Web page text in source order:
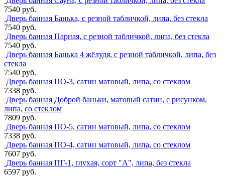
7540 руб.
Дверь банная Банька, с резной табличкой, липа, без стекла
7540 руб.
Дверь банная Парная, с резной табличкой, липа, без стекла
7540 руб.
Дверь банная Банька 4 жёлудя, с резной табличкой, липа, без
стекла
7540 руб.
Дверь банная ПО-3, сатин матовый, липа, со стеклом
7338 руб.
Дверь банная Доброй баньки, матовый сатин, с рисунком,
липа, со стеклом
7809 руб.
Дверь банная ПО-5, сатин матовый, липа, со стеклом
7338 руб.
Дверь банная ПО-4, сатин матовый, липа, со стеклом
7607 руб.
Дверь банная ПГ-1, глухая, сорт "А", липа, без стекла
6597 руб.